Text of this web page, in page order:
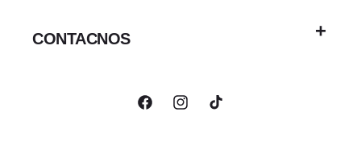
CONTACNOS
FacebookInstagramTikTok